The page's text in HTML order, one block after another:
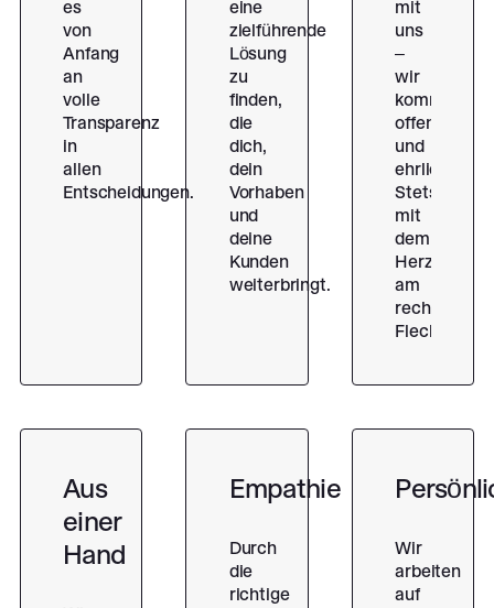
es
von
Anfang
an
volle
Transparenz
in
allen
Entscheidungen.
eine
zielführende
Lösung
zu
finden,
die
dich,
dein
Vorhaben
und
deine
Kunden
weiterbringt.
mit
uns
–
wir
offen
und
ehrlich.
Stets
mit
dem
Herz
am
rechten
Fleck.
Aus
einer
Hand
Empathie
Durch
die
richtige
Wir
arbeiten
auf